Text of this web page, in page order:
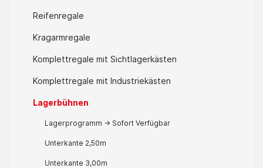
Reifenregale
Kragarmregale
Komplettregale mit Sichtlagerkästen
Komplettregale mit Industriekästen
Lagerbühnen
Lagerprogramm → Sofort Verfügbar
Unterkante 2,50m
Unterkante 3,00m